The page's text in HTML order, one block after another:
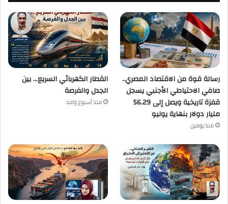
رسالة قوة من الاقتصاد المصري..
صافي الاحتياطي الأجنبي يسجل
قفزة تاريخية ويصل إلى 56.29
مليار دولار بنهاية يوليو
منذ يومين
القطار الكهربائي السريع… بين
الجدل والفرصة
منذ أسبوع واحد